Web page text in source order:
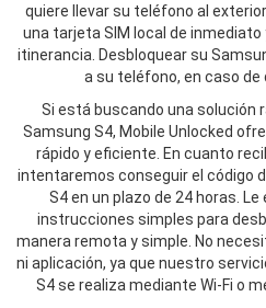
quiere llevar su teléfono al
una tarjeta SIM local de
itinerancia. Desbloquear su
a su teléfono, en caso de
Si está buscando una solución
Samsung S4, Mobile Unlocked
rápido y eficiente. En cuanto
intentaremos conseguir el código
S4 en un plazo de 24 horas.
instrucciones simples para
manera remota y simple. No
ni aplicación, ya que nuestro
S4 se realiza mediante Wi-Fi o